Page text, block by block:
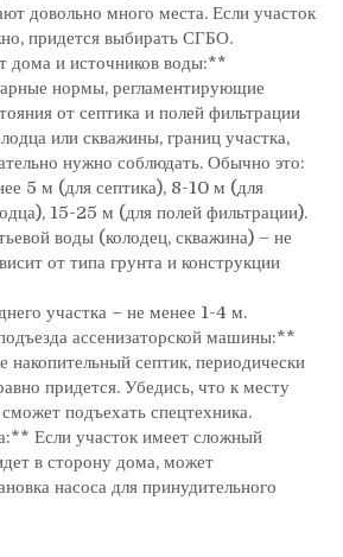
довольно много места. Если участок
придется выбирать СГБО.
дома и источников воды:**
нормы, регламентирующие
от септика и полей фильтрации
или скважины, границ участка,
нужно соблюдать. Обычно это:
5 м (для септика), 8-10 м (для
15-25 м (для полей фильтрации).
воды (колодец, скважина) – не
от типа грунта и конструкции
участка – не менее 1-4 м.
ассенизаторской машины:**
накопительный септик, периодически
придется. Убедись, что к месту
подъехать спецтехника.
Если участок имеет сложный
в сторону дома, может
насоса для принудительного